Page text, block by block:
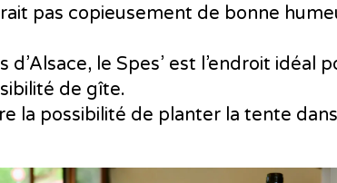
pas copieusement de bonne
le Spes’ est l’endroit idéal
de gîte.
la possibilité de planter la tente